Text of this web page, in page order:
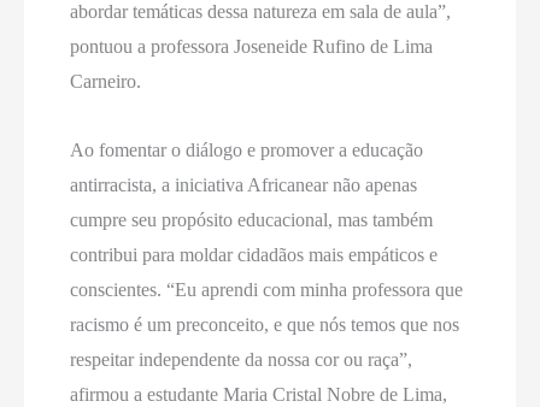
abordar temáticas dessa natureza em sala de aula”,
pontuou a professora Joseneide Rufino de Lima
Carneiro.
Ao fomentar o diálogo e promover a educação
antirracista, a iniciativa Africanear não apenas
cumpre seu propósito educacional, mas também
contribui para moldar cidadãos mais empáticos e
conscientes. “Eu aprendi com minha professora que
racismo é um preconceito, e que nós temos que nos
respeitar independente da nossa cor ou raça”,
afirmou a estudante Maria Cristal Nobre de Lima,